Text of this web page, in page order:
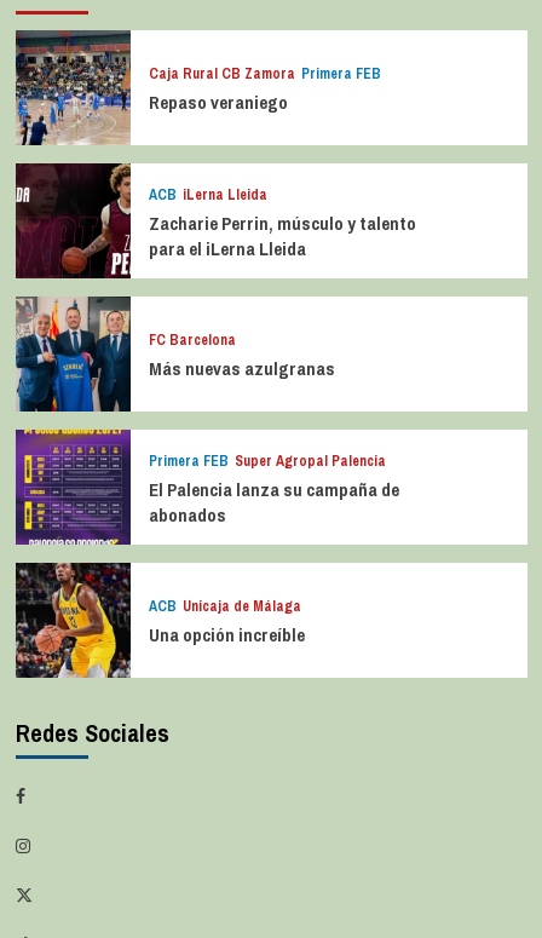
Caja Rural CB Zamora Primera FEB
Repaso veraniego
ACB iLerna Lleida
Zacharie Perrin, músculo y talento
para el iLerna Lleida
FC Barcelona
Más nuevas azulgranas
Primera FEB Super Agropal Palencia
El Palencia lanza su campaña de
abonados
ACB Unicaja de Málaga
Una opción increíble
Redes Sociales